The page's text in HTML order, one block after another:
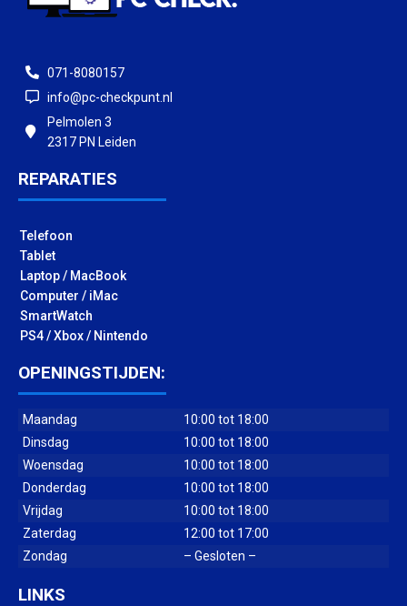
071-8080157
info@pc-checkpunt.nl
Pelmolen 3
2317 PN Leiden
REPARATIES
Telefoon
Tablet
Laptop / MacBook
Computer / iMac
SmartWatch
PS4 / Xbox / Nintendo
OPENINGSTIJDEN:
Maandag
10:00 tot 18:00
Dinsdag
10:00 tot 18:00
Woensdag
10:00 tot 18:00
Donderdag
10:00 tot 18:00
Vrijdag
10:00 tot 18:00
Zaterdag
12:00 tot 17:00
Zondag
– Gesloten –
LINKS